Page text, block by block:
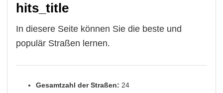
hits_title
In diesere Seite können Sie die beste und
populär Straßen lernen.
Gesamtzahl der Straßen: 24